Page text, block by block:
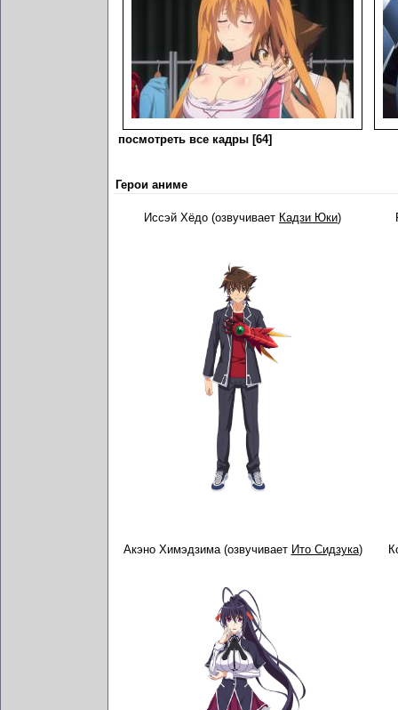
посмотреть все кадры [64]
Герои аниме
Иссэй Хёдо (озвучивает Кадзи Юки)
Акэно Химэдзима (озвучивает Ито Сидзука)